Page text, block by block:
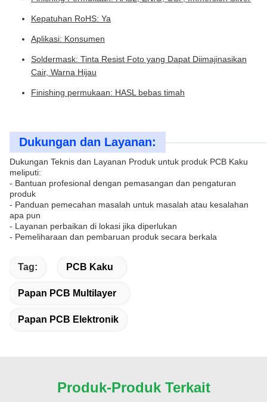
Kepatuhan RoHS: Ya
Aplikasi: Konsumen
Soldermask: Tinta Resist Foto yang Dapat Diimajinasikan
Cair, Warna Hijau
Finishing permukaan: HASL bebas timah
Dukungan dan Layanan:
Dukungan Teknis dan Layanan Produk untuk produk PCB Kaku
meliputi:
- Bantuan profesional dengan pemasangan dan pengaturan
produk
- Panduan pemecahan masalah untuk masalah atau kesalahan
apa pun
- Layanan perbaikan di lokasi jika diperlukan
- Pemeliharaan dan pembaruan produk secara berkala
Tag: PCB Kaku
Papan PCB Multilayer
Papan PCB Elektronik
Produk-Produk Terkait